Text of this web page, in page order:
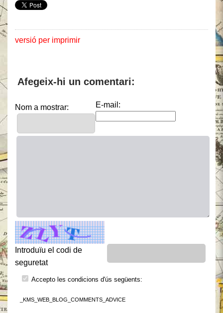
versió per imprimir
Afegeix-hi un comentari:
Nom a mostrar: E-mail:
Introduïu el codi de
seguretat
Accepto les condicions d'ús següents:
_KMS_WEB_BLOG_COMMENTS_ADVICE